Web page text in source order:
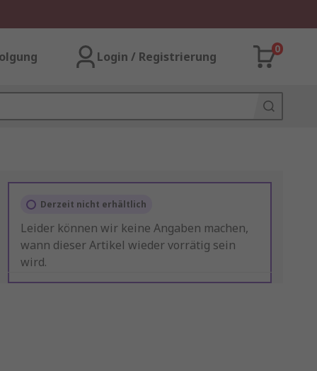
Login / Registrierung
0
Derzeit nicht erhältlich
Leider können wir keine Angaben machen,
wann dieser Artikel wieder vorrätig sein
wird.